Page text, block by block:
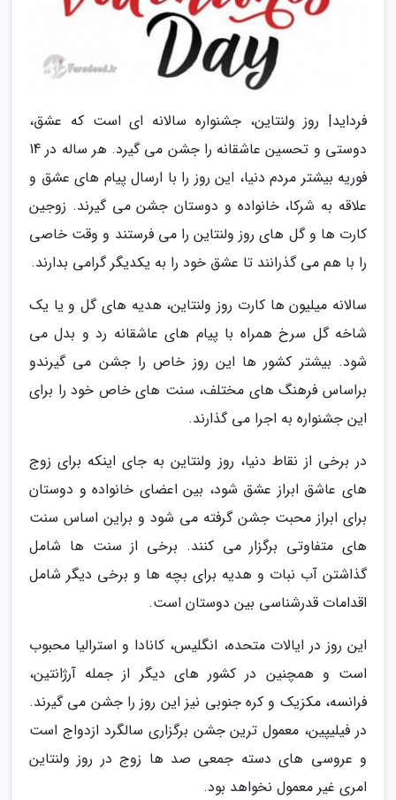
فرداید| روز ولنتاین، جشنواره سالانه ای است که عشق،
دوستی و تحسین عاشقانه را جشن می گیرد. هر ساله در 14
فوریه بیشتر مردم دنیا، این روز را با ارسال پیام های عشق و
علاقه به شرکا، خانواده و دوستان جشن می گیرند. زوجین
کارت ها و گل های روز ولنتاین را می فرستند و وقت خاصی
را با هم می گذرانند تا عشق خود را به یکدیگر گرامی بدارند.
سالانه میلیون ها کارت روز ولنتاین، هدیه های گل و یا یک
شاخه گل سرخ همراه با پیام های عاشقانه رد و بدل می
شود. بیشتر کشور ها این روز خاص را جشن می گیرندو
براساس فرهنگ های مختلف، سنت های خاص خود را برای
این جشنواره به اجرا می گذارند.
در برخی از نقاط دنیا، روز ولنتاین به جای اینکه برای زوج
های عاشق ابراز عشق شود، بین اعضای خانواده و دوستان
برای ابراز محبت جشن گرفته می شود و براین اساس سنت
های متفاوتی برگزار می کنند. برخی از سنت ها شامل
گذاشتن آب نبات و هدیه برای بچه ها و برخی دیگر شامل
اقدامات قدرشناسی بین دوستان است.
این روز در ایالات متحده، انگلیس، کانادا و استرالیا محبوب
است و همچنین در کشور های دیگر از جمله آرژانتین،
فرانسه، مکزیک و کره جنوبی نیز این روز را جشن می گیرند.
در فیلیپین، معمول ترین جشن برگزاری سالگرد ازدواج است
و عروسی های دسته جمعی صد ها زوج در روز ولنتاین
امری غیر معمول نخواهد بود.